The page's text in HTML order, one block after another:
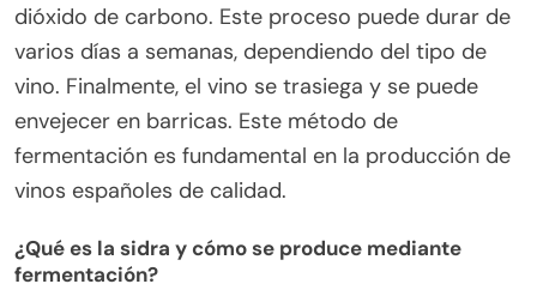
dióxido de carbono. Este proceso puede durar de
varios días a semanas, dependiendo del tipo de
vino. Finalmente, el vino se trasiega y se puede
envejecer en barricas. Este método de
fermentación es fundamental en la producción de
vinos españoles de calidad.
¿Qué es la sidra y cómo se produce mediante
fermentación?